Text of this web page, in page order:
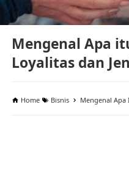
Mengenal Apa
Loyalitas dan
Home Bisnis Mengenal Apa